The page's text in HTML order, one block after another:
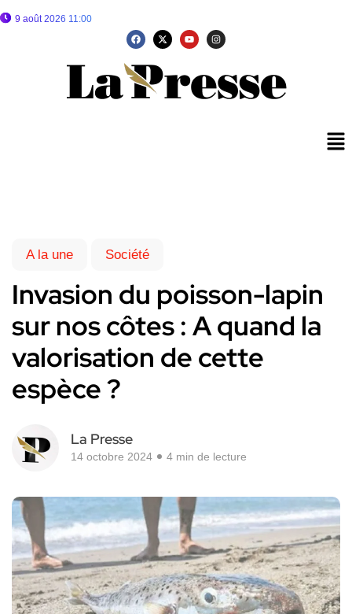
9 août 2026 11:00
A la une Société
Invasion du poisson-lapin
sur nos côtes : A quand la
valorisation de cette
espèce ?
La Presse
14 octobre 2024 4 min de lecture